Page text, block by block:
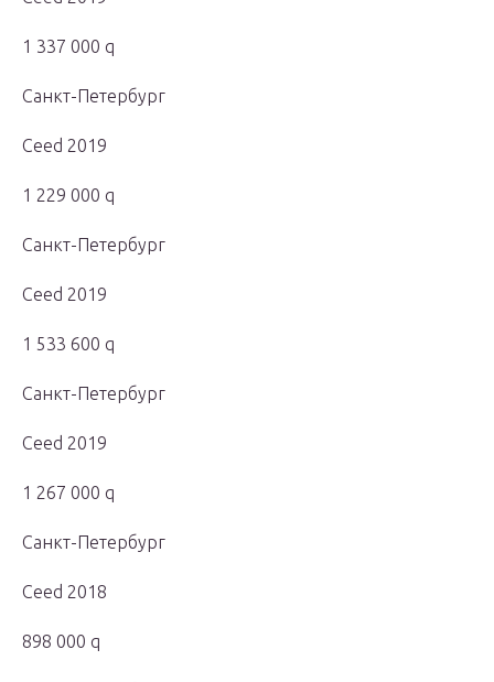
1 337 000 q
Санкт-Петербург
Ceed 2019
1 229 000 q
Санкт-Петербург
Ceed 2019
1 533 600 q
Санкт-Петербург
Ceed 2019
1 267 000 q
Санкт-Петербург
Ceed 2018
898 000 q